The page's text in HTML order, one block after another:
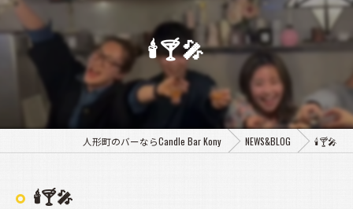
🕯️🍸🎤
人形町のバーならCandle Bar Kony NEWS&BLOG 🕯️🍸🎤
🕯️🍸🎤